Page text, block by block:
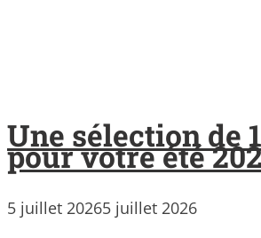
Une sélection de
pour votre été
5 juillet 20265 juillet 2026